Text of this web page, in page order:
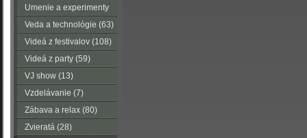
Umenie a experimenty
(116)Veda a technológie (63)
Videá z festivalov (108)
Videá z party (59)
VJ show (13)
Vzdelávanie (7)
Zábava a relax (80)
Zvieratá (28)